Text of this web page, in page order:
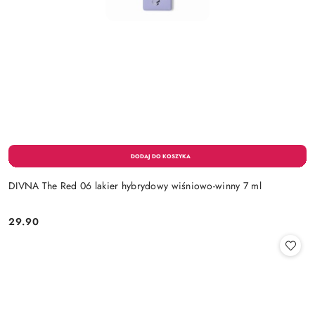
DIVNA The Red 06 lakier hybrydowy wiśniowo-winny 7 ml
Cena:
29.90